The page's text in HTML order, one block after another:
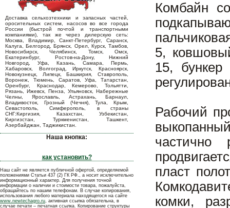
Доставка сельхозтехники и запасных частей,
оросительных систем, насосов во все города
России (быстрой почтой и транспортными
компаниями), так же через дилерскую сеть:
Москва, Владимир, Санкт-Петербург, Саранск,
Калуга, Белгород, Брянск, Орел, Курск, Тамбов,
Новосибирск, Челябинск, Томск, Омск,
Екатеринбург, Ростов-на-Дону, Нижний
Новгород, Уфа, Казань, Самара, Пермь,
Хабаровск, Волгоград, Иркутск, Красноярск,
Новокузнецк, Липецк, Башкирия, Ставрополь,
Воронеж, Тюмень, Саратов, Уфа, Татарстан,
Оренбург, Краснодар, Кемерово, Тольятти,
Рязань, Ижевск, Пенза, Ульяновск, Набережные
Челны, Ярославль, Астрахань, Барнаул,
Владивосток, Грозный (Чечня), Тула, Крым,
Севастополь, Симферополь, в страны
СНГ:Киргизия, Казахстан, Узбекистан,
Киргизстан, Туркменистан, Ташкент,
Азербайджан, Таджикистан.
Наша кнопка:
как установить?
Наш сайт не является публичной офертой, определяемой
положениями Статьи 437 (2) ГК РФ., а носит исключительно
информационный характер. Для получения точной
информации о наличии и стоимости товара, пожалуйста,
обращайтесь по нашим телефонам. В случае копирования,
использования любого материала находящегося на сайте
www.newtechagro.ru, активная ссылка обязательна, в
случае печати – печатная ссылка. Копирование структуры
Комбайн
5,
15,
Рабочий
пласт
комки,